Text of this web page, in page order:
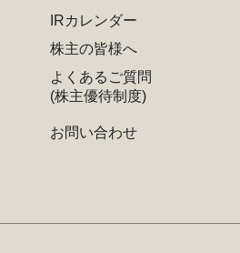
IRカレンダー
株主の皆様へ
よくあるご質問
(株主優待制度)
お問い合わせ